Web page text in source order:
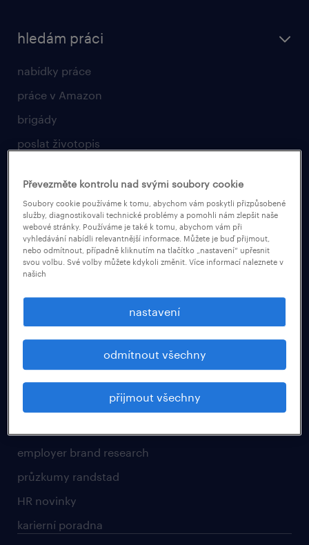
hledám práci
nabídky práce
práce v Amazon
brigády
poslat životopis
pro zaměstnavatele
operational
professional
naše služby
poptávka
pro uchazeče
operational
professional
employer brand research
průzkumy randstad
HR novinky
karierní poradna
Převezměte kontrolu nad svými soubory cookie
Soubory cookie používáme k tomu, abychom vám poskytli přizpůsobené
služby, diagnostikovali technické problémy a pomohli nám zlepšit naše
webové stránky. Používáme je také k tomu, abychom vám při
vyhledávání nabídli relevantnější informace. Můžete je buď přijmout,
nebo odmítnout, případně kliknutím na tlačítko „nastavení“ upřesnit
svou volbu. Své volby můžete kdykoli změnit. Více informací naleznete v
našich
nastavení
odmítnout všechny
přijmout všechny